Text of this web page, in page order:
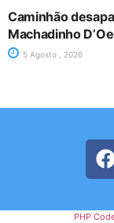
Caminhão
Machadinho
5 Agosto , 2026
PHP